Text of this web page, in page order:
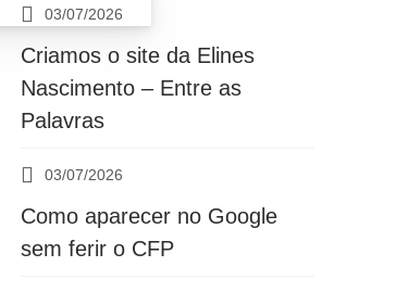
03/07/2026
Criamos o site da Elines
Nascimento – Entre as
Palavras
03/07/2026
Como aparecer no Google
sem ferir o CFP